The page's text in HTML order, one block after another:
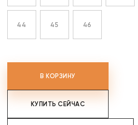
44 45 46
В КОРЗИНУ
КУПИТЬ СЕЙЧАС